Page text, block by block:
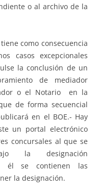
o al archivo de la
como consecuencia
casos excepcionales
la conclusión de un
de mediador
o el Notario en la
de forma secuencial
en el BOE.- Hay
un portal electrónico
concursales al que se
la designación
él se contienen las
la designación.